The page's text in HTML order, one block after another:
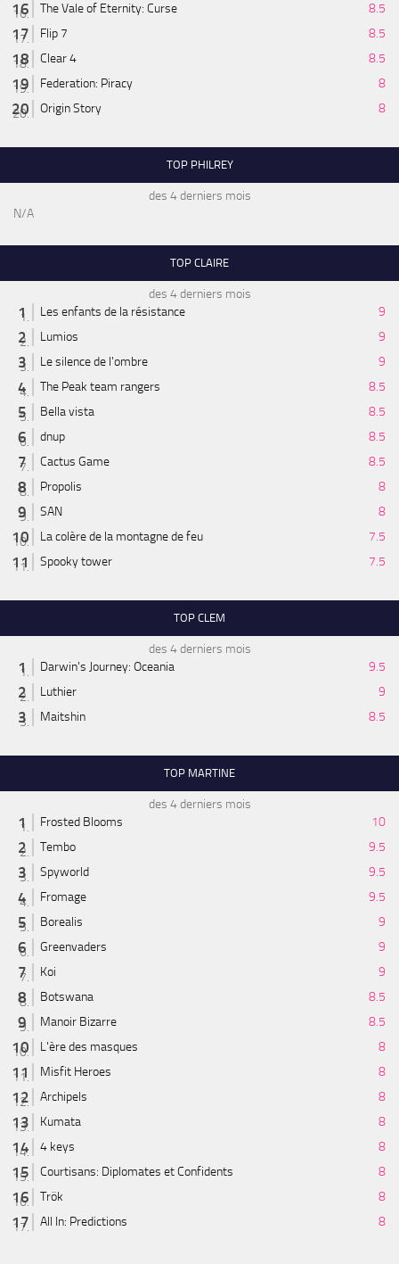
The Vale of Eternity: Curse
8.5
Flip 7
8.5
Clear 4
8.5
Federation: Piracy
8
Origin Story
8
TOP PHILREY
des 4 derniers mois
N/A
TOP CLAIRE
des 4 derniers mois
Les enfants de la résistance
9
Lumios
9
Le silence de l'ombre
9
The Peak team rangers
8.5
Bella vista
8.5
dnup
8.5
Cactus Game
8.5
Propolis
8
SAN
8
La colère de la montagne de feu
7.5
Spooky tower
7.5
TOP CLEM
des 4 derniers mois
Darwin's Journey: Oceania
9.5
Luthier
9
Maitshin
8.5
TOP MARTINE
des 4 derniers mois
Frosted Blooms
10
Tembo
9.5
Spyworld
9.5
Fromage
9.5
Borealis
9
Greenvaders
9
Koi
9
Botswana
8.5
Manoir Bizarre
8.5
L'ère des masques
8
Misfit Heroes
8
Archipels
8
Kumata
8
4 keys
8
Courtisans: Diplomates et Confidents
8
Trök
8
All In: Predictions
8